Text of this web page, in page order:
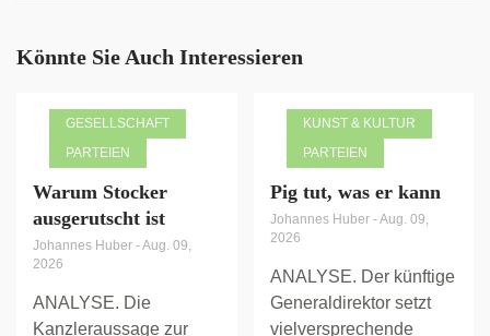
Könnte Sie Auch Interessieren
GESELLSCHAFT
PARTEIEN
Warum Stocker
ausgerutscht ist
Johannes Huber -Aug. 09,
2026
ANALYSE. Die
Kanzleraussage zur
KUNST & KULTUR
PARTEIEN
Pig tut, was er kann
Johannes Huber -Aug. 09,
2026
ANALYSE. Der künftige
Generaldirektor setzt
vielversprechende